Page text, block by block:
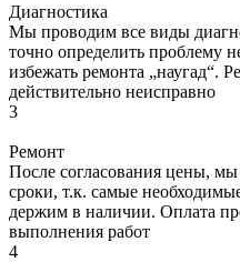
Диагностика
Мы проводим все виды
точно определить проблему
избежать ремонта „наугад“.
действительно неисправно
3
Ремонт
После согласования цены,
сроки, т.к. самые
держим в наличии. Оплата
выполнения работ
4